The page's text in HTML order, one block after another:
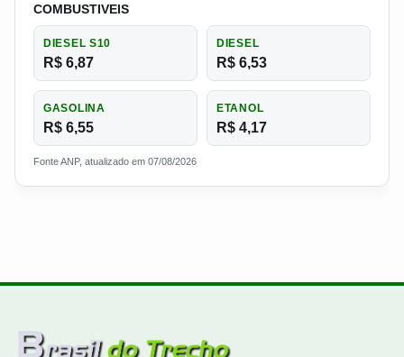
COMBUSTIVEIS
DIESEL S10
R$ 6,87
DIESEL
R$ 6,53
GASOLINA
R$ 6,55
ETANOL
R$ 4,17
Fonte ANP, atualizado em 07/08/2026